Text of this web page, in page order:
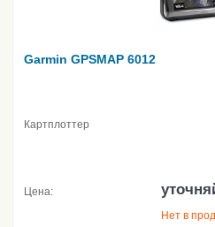
Garmin GPSMAP 6012
Картплоттер
Цена:
Нет в